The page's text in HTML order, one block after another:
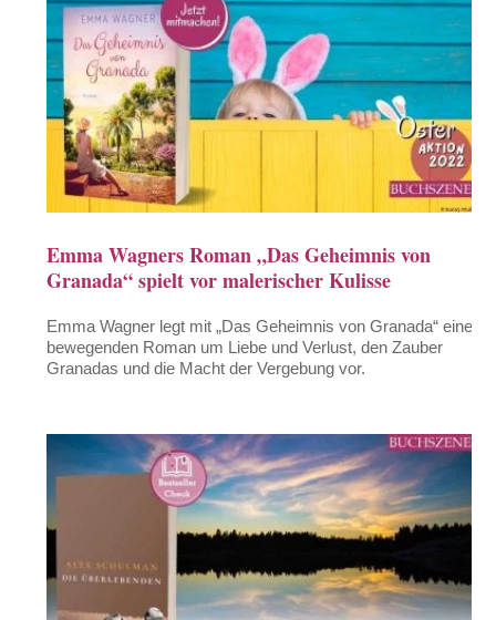
Emma Wagners Roman „Das Geheimnis von
Granada“ spielt vor malerischer Kulisse
Emma Wagner legt mit „Das Geheimnis von Granada“ einen
bewegenden Roman um Liebe und Verlust, den Zauber
Granadas und die Macht der Vergebung vor.